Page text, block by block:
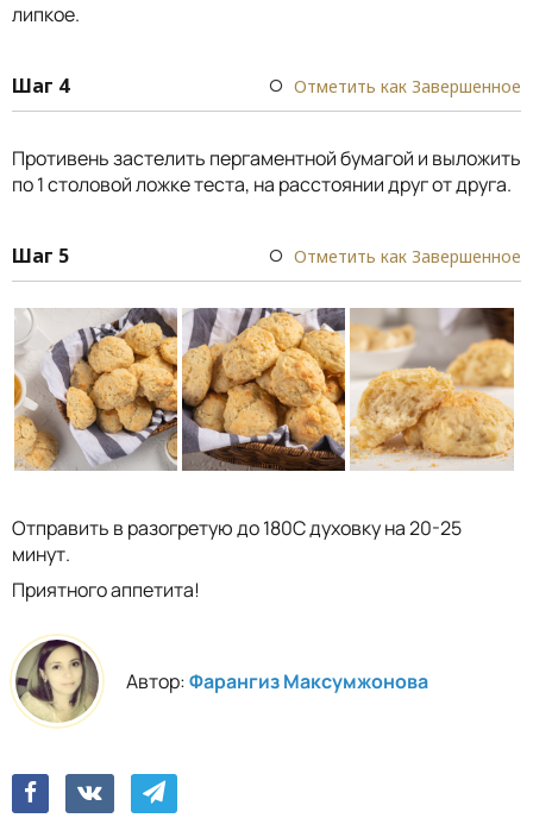
липкое.
Шаг 4 Отметить как Завершенное
Противень застелить пергаментной бумагой и выложить
по 1 столовой ложке теста, на расстоянии друг от друга.
Шаг 5 Отметить как Завершенное
Отправить в разогретую до 180С духовку на 20-25
минут.
Приятного аппетита!
Автор:Фарангиз Максумжонова